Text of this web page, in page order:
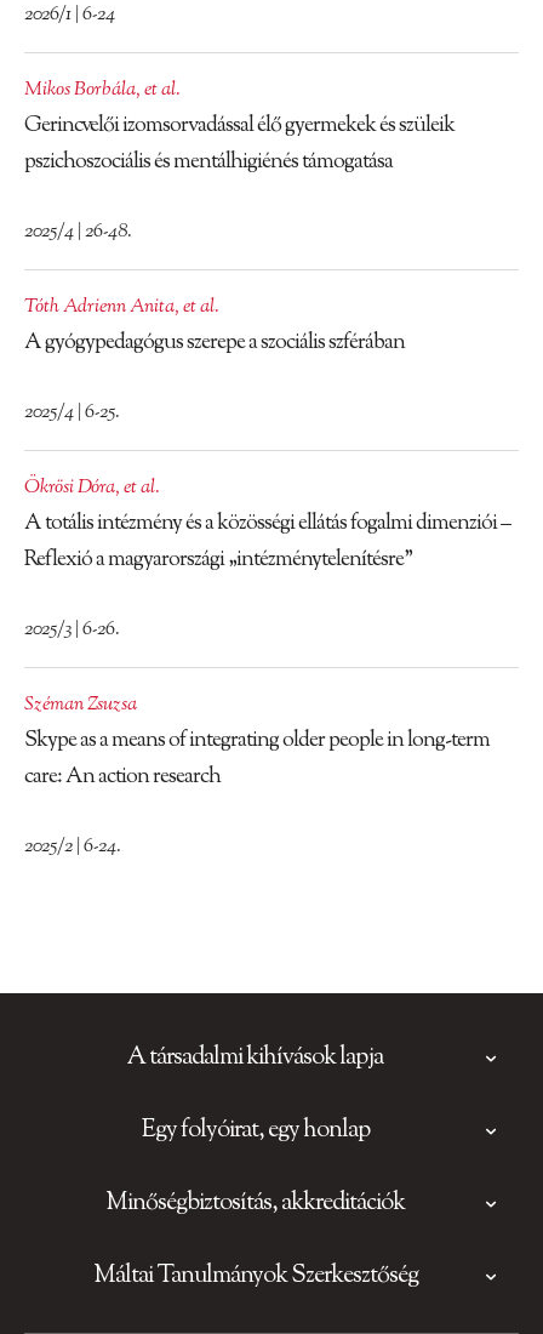
2026/1 | 6-24
Mikos Borbála,et al.
Gerincvelői izomsorvadással élő gyermekek és szüleik
pszichoszociális és mentálhigiénés támogatása
2025/4 | 26-48.
Tóth Adrienn Anita,et al.
A gyógypedagógus szerepe a szociális szférában
2025/4 | 6-25.
Ökrösi Dóra,et al.
A totális intézmény és a közösségi ellátás fogalmi dimenziói –
Reflexió a magyarországi „intézménytelenítésre”
2025/3 | 6-26.
Széman Zsuzsa
Skype as a means of integrating older people in long-term
care: An action research
2025/2 | 6-24.
A társadalmi kihívások lapja
Egy folyóirat, egy honlap
Minőségbiztosítás, akkreditációk
Máltai Tanulmányok Szerkesztőség